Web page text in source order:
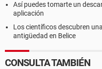
Así puedes tomarte un
aplicación
Los científicos descubren
antigüedad en Belice
CONSULTA TAMBIÉN